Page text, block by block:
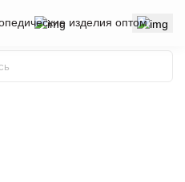
изделия оптом